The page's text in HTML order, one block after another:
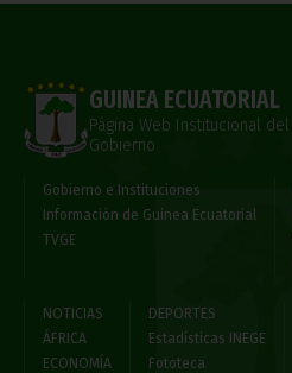
GUINEA ECUATORIAL
Página Web Institucional del
Gobierno
Gobierno e Instituciones
Información de Guinea Ecuatorial
TVGE
NOTICIAS
ÁFRICA
ECONOMÍA
DEPORTES
Estadísticas INEGE
Fototeca